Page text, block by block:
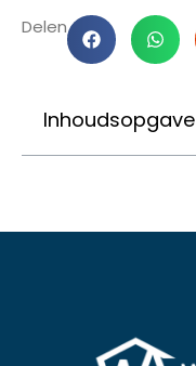
Delen
Inhoudsopgave